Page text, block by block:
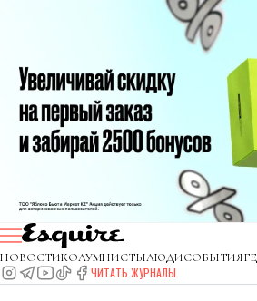
НОВОСТИКОЛУМНИСТЫЛЮДИСОБЫТИЯ
ЧИТАТЬ ЖУРНАЛЫ